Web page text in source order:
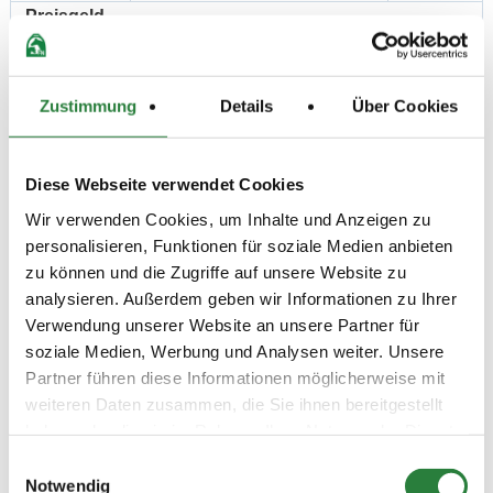
Zustimmung Details Über Cookies
Diese Webseite verwendet Cookies
Wir verwenden Cookies, um Inhalte und Anzeigen zu
personalisieren, Funktionen für soziale Medien anbieten
zu können und die Zugriffe auf unsere Website zu
analysieren. Außerdem geben wir Informationen zu Ihrer
Verwendung unserer Website an unsere Partner für
soziale Medien, Werbung und Analysen weiter. Unsere
Partner führen diese Informationen möglicherweise mit
weiteren Daten zusammen, die Sie ihnen bereitgestellt
Notwendig
Preisgeld
250,00 €
Preisgeld
LKL/Art
3 4 5 LP
01.07.2018
( v
9. Springprfg.Kl.A** m.St. SPR
Preisgeld
150,00 €
LKL/Art
(v)
SPR